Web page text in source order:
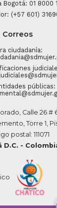
Bogotá: 01 8000
(+57 601)
Correos
ciudadanía:
públicas:
Calle 26 #
Torre 1,
postal: 111071
D.C. -